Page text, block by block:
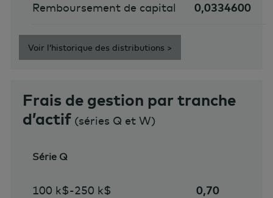
Remboursement de capital 0,0334600
Voir l’historique des distributions >
Frais de gestion par tranche
d’actif (séries Q et W)
Série Q
100 k$-250 k$ 0,70